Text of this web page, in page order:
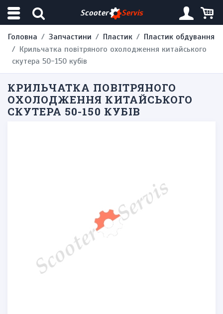
Scooter Servis
Головна Запчастини Пластик
Пластик обдування
Крильчатка повітряного охолодження китайського
скутера 50-150 кубів
КРИЛЬЧАТКА ПОВІТРЯНОГО
ОХОЛОДЖЕННЯ КИТАЙСЬКОГО
СКУТЕРА 50-150 КУБІВ